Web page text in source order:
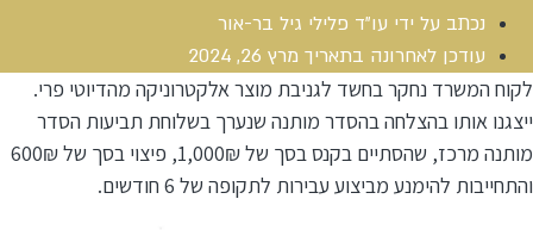
נכתב על ידי עו"ד פלילי גיל בר-אור
עודכן לאחרונה בתאריך מרץ 26, 2024
לקוח המשרד נחקר בחשד לגניבת מוצר אלקטרוניקה מהדיוטי פרי.
ייצגנו אותו בהצלחה בהסדר מותנה שנערך בשלוחת תביעות הסדר
מותנה מרכז, שהסתיים בקנס בסך של 1,000₪, פיצוי בסך של 600₪
והתחייבות להימנע מביצוע עבירות לתקופה של 6 חודשים.